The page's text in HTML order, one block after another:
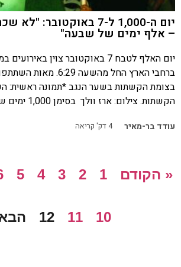
יום ה-1,000 ל-7 באוקטובר:
– אלף ימים של שבעה"
יום האלף לטבח 7 באוקטובר צוין
ברחבי הארץ החל מהשעה
בצומת הקשתות בשער הנגב *תמונה ראשית:
הקשתות. צילום: ארז וולך בסימן 1,000 ימים של
עודד בר-מאיר 4דק' קריאה
« הקודם 1
2
3
4
5
10
11
12